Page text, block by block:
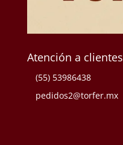
Atención a clientes
(55) 53986438
pedidos2@torfer.mx